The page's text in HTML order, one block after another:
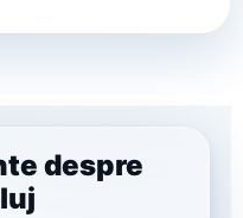
despre